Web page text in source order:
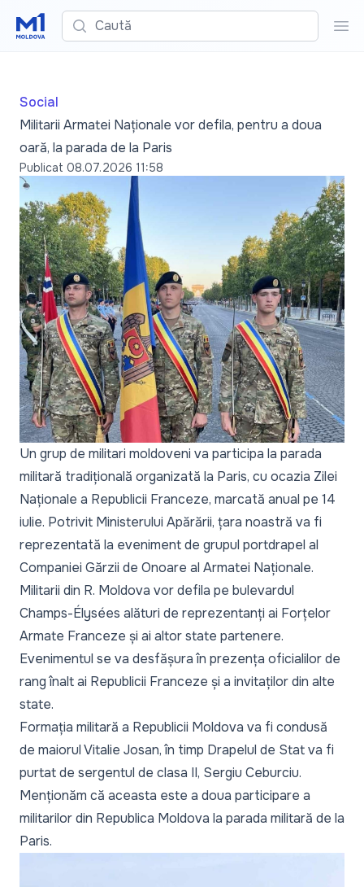
Caută
Social
Militarii Armatei Naționale vor defila, pentru a doua
oară, la parada de la Paris
Publicat 08.07.2026 11:58
Un grup de militari moldoveni va participa la parada
militară tradițională organizată la Paris, cu ocazia Zilei
Naționale a Republicii Franceze, marcată anual pe 14
iulie. Potrivit Ministerului Apărării, țara noastră va fi
reprezentată la eveniment de grupul portdrapel al
Companiei Gărzii de Onoare al Armatei Naționale.
Militarii din R. Moldova vor defila pe bulevardul
Champs-Élysées alături de reprezentanți ai Forțelor
Armate Franceze și ai altor state partenere.
Evenimentul se va desfășura în prezența oficialilor de
rang înalt ai Republicii Franceze și a invitaților din alte
state.
Formația militară a Republicii Moldova va fi condusă
de maiorul Vitalie Josan, în timp Drapelul de Stat va fi
purtat de sergentul de clasa II, Sergiu Ceburciu.
Menționăm că aceasta este a doua participare a
militarilor din Republica Moldova la parada militară de la
Paris.